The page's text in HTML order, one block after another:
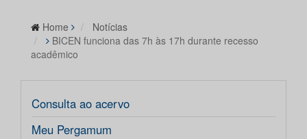
Home
Notícias
BICEN funciona das 7h às 17h durante recesso
acadêmico
Consulta ao acervo
Meu Pergamum